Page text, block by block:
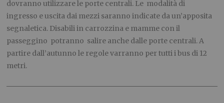
dovranno utilizzare le porte centrali. Le modalità di
ingresso e uscita dai mezzi saranno indicate da un’apposita
segnaletica. Disabili in carrozzina e mamme con il
passeggino potranno salire anche dalle porte centrali. A
partire dall’autunno le regole varranno per tutti i bus di 12
metri.